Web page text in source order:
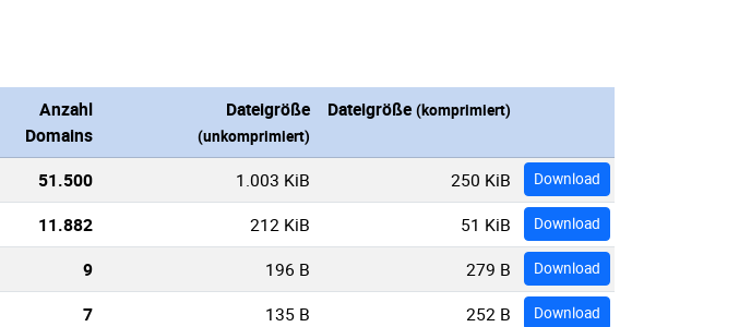
Anzahl
Domains
Dateigröße
(unkomprimiert)
Dateigröße (komprimiert)
51.500 1.003 KiB 250 KiB Download
11.882 212 KiB 51 KiB Download
9 196 B 279 B Download
7 135 B 252 B Download